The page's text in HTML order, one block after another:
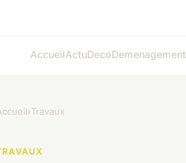
AccueilActuDecoDemenagement
›Travaux